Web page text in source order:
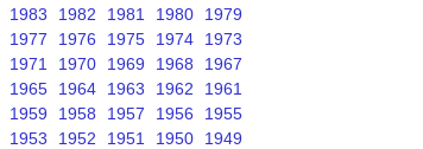
1983 1982 1981 1980
1979
1977 1976 1975 1974
1973
1971 1970 1969 1968
1967
1965 1964 1963 1962
1961
1959 1958 1957 1956
1955
1953 1952 1951 1950
1949